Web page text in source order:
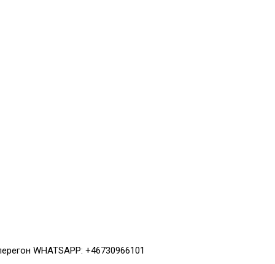
WHATSAPP: +46730966101